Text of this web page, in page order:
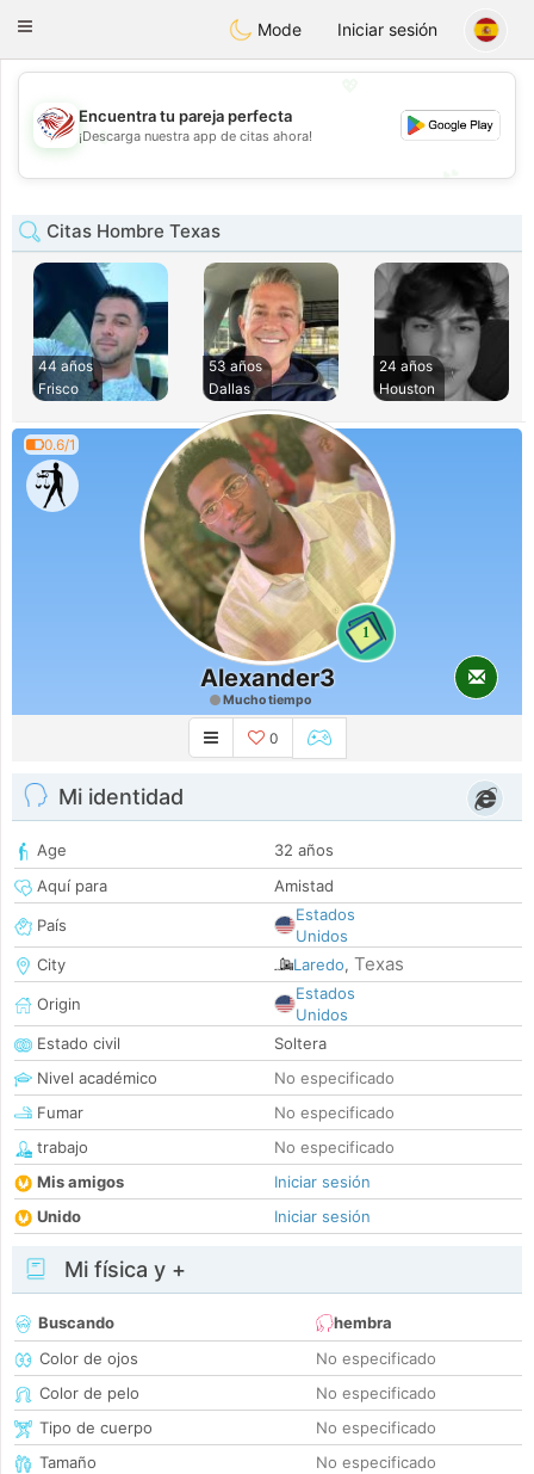
StatesDating
Toggle
Mode Iniciar sesión
💖
💕
Encuentra tu pareja perfecta
¡Descarga nuestra app de citas ahora!
Citas Hombre Texas
44 años
Frisco
53 años
Dallas
24 años
Houston
0.6/1
1
Alexander3
Mucho tiempo
0
Mi identidad
Age
32 años
Aquí para
Amistad
País
Estados
Unidos
City
Laredo, Texas
Origin
Estados
Unidos
Estado civil
Soltera
Nivel académico
No especificado
Fumar
No especificado
trabajo
No especificado
Mis amigos
Iniciar sesión
Unido
Iniciar sesión
Mi física y +
Buscando
hembra
Color de ojos
No especificado
Color de pelo
No especificado
Tipo de cuerpo
No especificado
Tamaño
No especificado